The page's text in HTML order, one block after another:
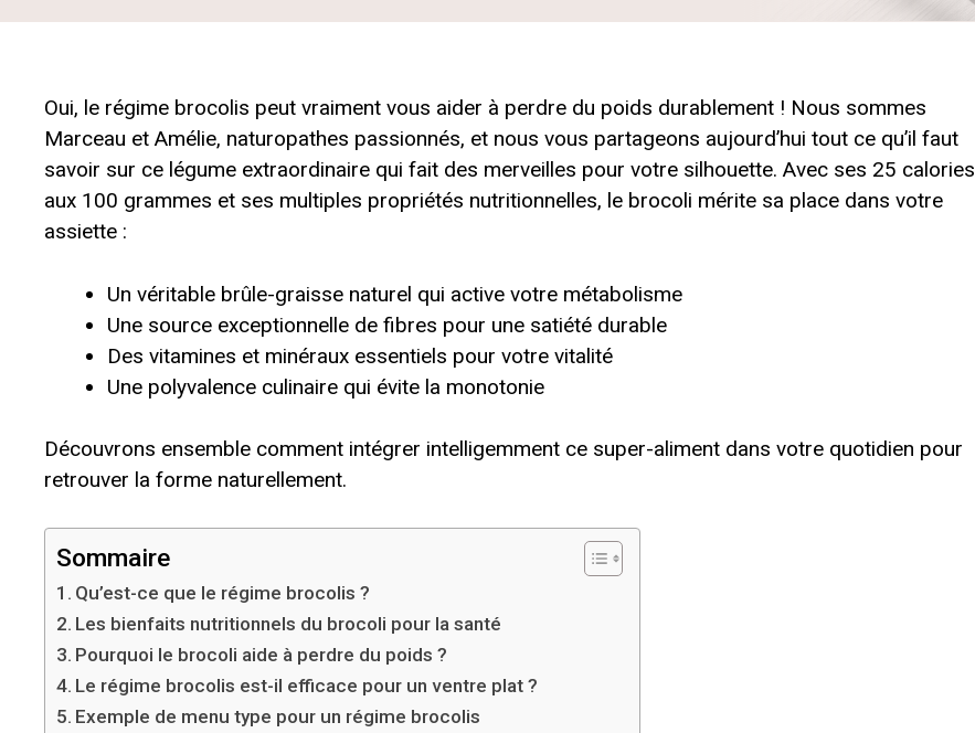
Oui, le régime brocolis peut vraiment vous aider à perdre du poids durablement ! Nous sommes
Marceau et Amélie, naturopathes passionnés, et nous vous partageons aujourd’hui tout ce qu’il faut
savoir sur ce légume extraordinaire qui fait des merveilles pour votre silhouette. Avec ses 25 calories
aux 100 grammes et ses multiples propriétés nutritionnelles, le brocoli mérite sa place dans votre
assiette :
Un véritable brûle-graisse naturel qui active votre métabolisme
Une source exceptionnelle de fibres pour une satiété durable
Des vitamines et minéraux essentiels pour votre vitalité
Une polyvalence culinaire qui évite la monotonie
Découvrons ensemble comment intégrer intelligemment ce super-aliment dans votre quotidien pour
retrouver la forme naturellement.
Sommaire
Qu’est-ce que le régime brocolis ?
Les bienfaits nutritionnels du brocoli pour la santé
Pourquoi le brocoli aide à perdre du poids ?
Le régime brocolis est-il efficace pour un ventre plat ?
Exemple de menu type pour un régime brocolis